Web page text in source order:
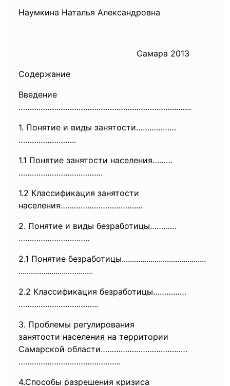
Наумкина Наталья Александровна
Самара 2013
Содержание
Введение
……………………………………………………………...…...
1. Понятие и виды занятости………………
……………………..
1.1 Понятие занятости населения………
……………………….……….
1.2 Классификация занятости
населения……………………………....
2. Понятие и виды безработицы…………
…………………………..
2.1 Понятие безработицы.........................................
.........................…........
2.2 Классификация безработицы……………
……………………………...
3. Проблемы регулирования
занятости населения на территории
Самарской области…………………………………
……………………………………….
4.Способы разрешения кризиса